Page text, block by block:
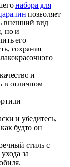
набора для
позволяет
внешний вид
но и
его
сохраняя
и
в отличном
и убедитесь,
будто он
стиль с
за